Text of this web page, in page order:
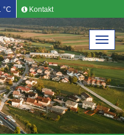
°C Kontakt